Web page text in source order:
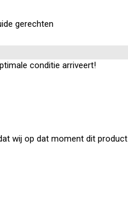
gerechten
conditie arriveert!
wij op dat moment dit product